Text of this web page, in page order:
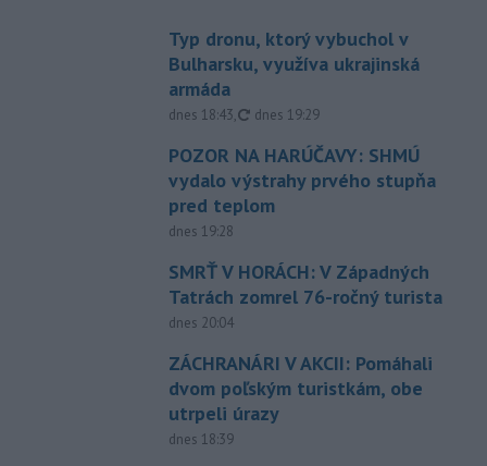
Typ dronu, ktorý vybuchol v
Bulharsku, využíva ukrajinská
armáda
dnes 18:43, aktualizované
dnes 19:29
POZOR NA HARÚČAVY: SHMÚ
vydalo výstrahy prvého stupňa
pred teplom
dnes 19:28
SMRŤ V HORÁCH: V Západných
Tatrách zomrel 76-ročný turista
dnes 20:04
ZÁCHRANÁRI V AKCII: Pomáhali
dvom poľským turistkám, obe
utrpeli úrazy
dnes 18:39